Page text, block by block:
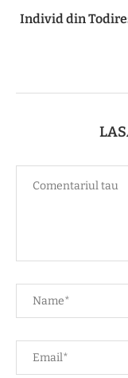
Individ din